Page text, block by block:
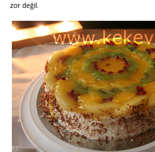
zor değil.